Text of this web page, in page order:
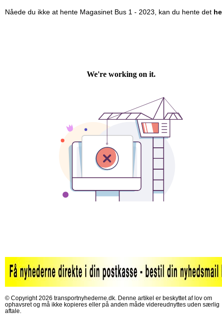
Nåede du ikke at hente Magasinet Bus 1 - 2023, kan du hente det
© Copyright 2026 transportnyhederne.dk. Denne artikel er beskyttet af lov om
ophavsret og må ikke kopieres eller på anden måde videreudnyttes uden særlig
aftale.